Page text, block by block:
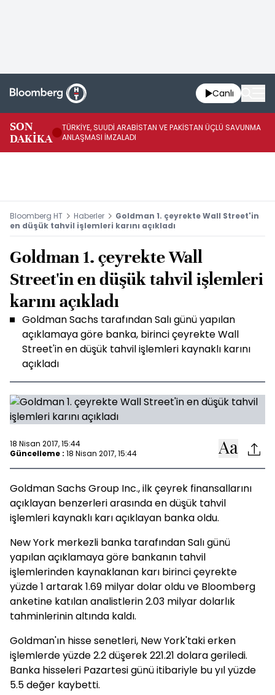
Canlı
SON
DAKİKA
TÜRKİYE, SUUDİ ARABİSTAN VE PAKİSTAN ÜÇLÜ SAVUNMA
ANLAŞMASI İMZALADI
Bloomberg HT Haberler
Goldman 1. çeyrekte Wall Street'in
en düşük tahvil işlemleri karını açıkladı
Goldman 1. çeyrekte Wall
Street'in en düşük tahvil işlemleri
karını açıkladı
Goldman Sachs tarafından Salı günü yapılan
açıklamaya göre banka, birinci çeyrekte Wall
Street'in en düşük tahvil işlemleri kaynaklı karını
açıkladı
18 Nisan 2017, 15:44
Güncelleme : 18 Nisan 2017, 15:44
Goldman Sachs Group Inc., ilk çeyrek finansallarını
açıklayan benzerleri arasında en düşük tahvil
işlemleri kaynaklı karı açıklayan banka oldu.
New York merkezli banka tarafından Salı günü
yapılan açıklamaya göre bankanın tahvil
işlemlerinden kaynaklanan karı birinci çeyrekte
yüzde 1 artarak 1.69 milyar dolar oldu ve Bloomberg
anketine katılan analistlerin 2.03 milyar dolarlık
tahminlerinin altında kaldı.
Goldman'ın hisse senetleri, New York'taki erken
işlemlerde yüzde 2.2 düşerek 221.21 dolara geriledi.
Banka hisseleri Pazartesi günü itibariyle bu yıl yüzde
5.5 değer kaybetti.